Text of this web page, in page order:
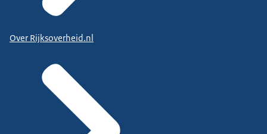
Over Rijksoverheid.nl